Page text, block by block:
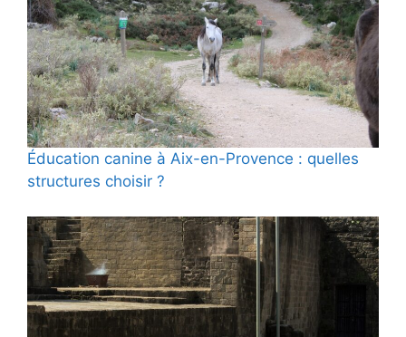
Éducation canine à Aix-en-Provence : quelles
structures choisir ?